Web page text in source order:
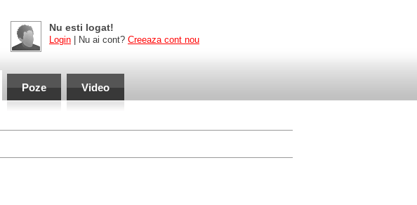
Nu esti logat!
Login | Nu ai cont? Creeaza cont nou
Poze Video